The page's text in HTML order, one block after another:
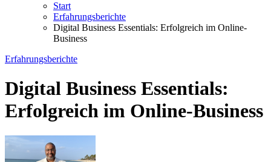
Start
Erfahrungsberichte
Digital Business Essentials: Erfolgreich im Online-
Business
Erfahrungsberichte
Digital Business Essentials:
Erfolgreich im Online-Business